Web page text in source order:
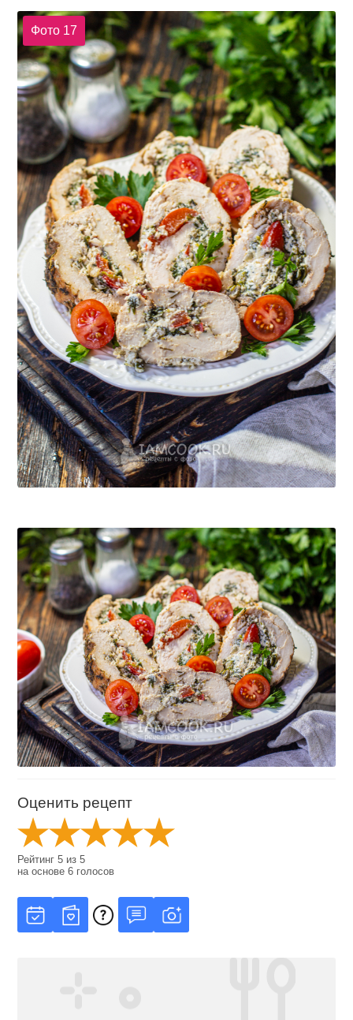
Фото 17
Оценить рецепт
Рейтинг5 из5
на основе6 голосов